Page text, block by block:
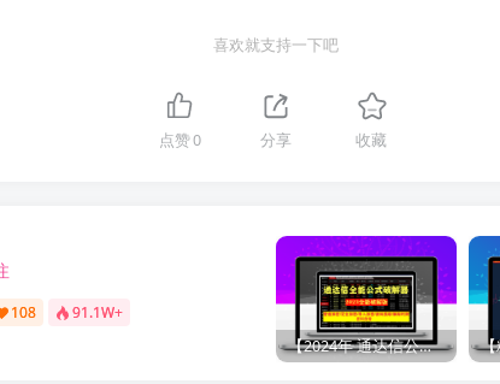
喜欢就支持一下吧
点赞0 分享 收藏
108
91.1W+
【2024年 通达信公式解密器全能版】通达信指标公式密码解密器，全能版（无需卡密，不限电脑）原创独家